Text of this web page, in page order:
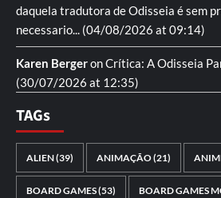
daquela tradutora de Odisseia é sem
necessario... (04/08/2026 at 09:14)
Karen BergeronCrítica: A Odisseia
(30/07/2026 at 12:35)
TAGs
ALIEN(39) ANIMAÇÃO(21)
BOARD GAMES(53) BOARD GAMES